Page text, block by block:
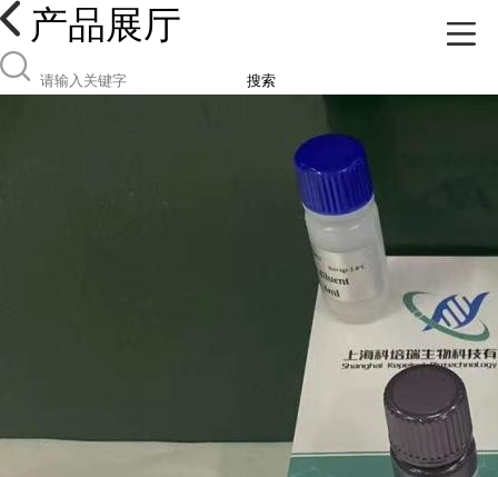
产品展厅
搜索